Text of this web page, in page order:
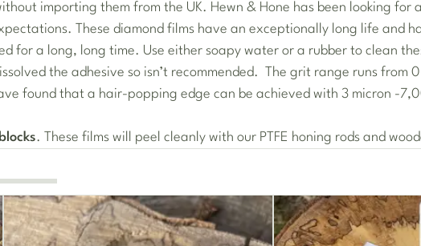
importing them from the UK. Hewn & Hone has been looking for
These diamond films have an exceptionally long life and
for a long, long time. Use either soapy water or a rubber to clean
the adhesive so isn’t recommended. The grit range runs from
found that a hair-popping edge can be achieved with 3 micron -
. These films will peel cleanly with our PTFE honing rods and